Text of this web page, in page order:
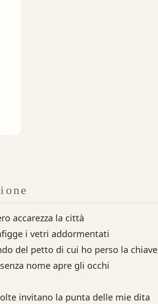
accarezza la città
i vetri addormentati
del petto di cui ho perso la chiave
nome apre gli occhi
invitano la punta delle mie dita